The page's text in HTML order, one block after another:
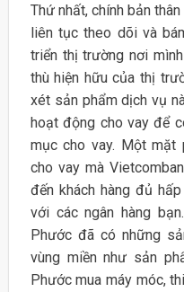
Thứ nhất, chính bản
liên tục theo dõi và
triển thị trường nơi
thù hiện hữu của thị
xét sản phẩm dịch vụ
hoạt động cho vay để
mục cho vay. Một
cho vay mà
đến khách hàng đủ
với các ngân hàng
Phước đã có những
vùng miền như sản
Phước mua máy móc,